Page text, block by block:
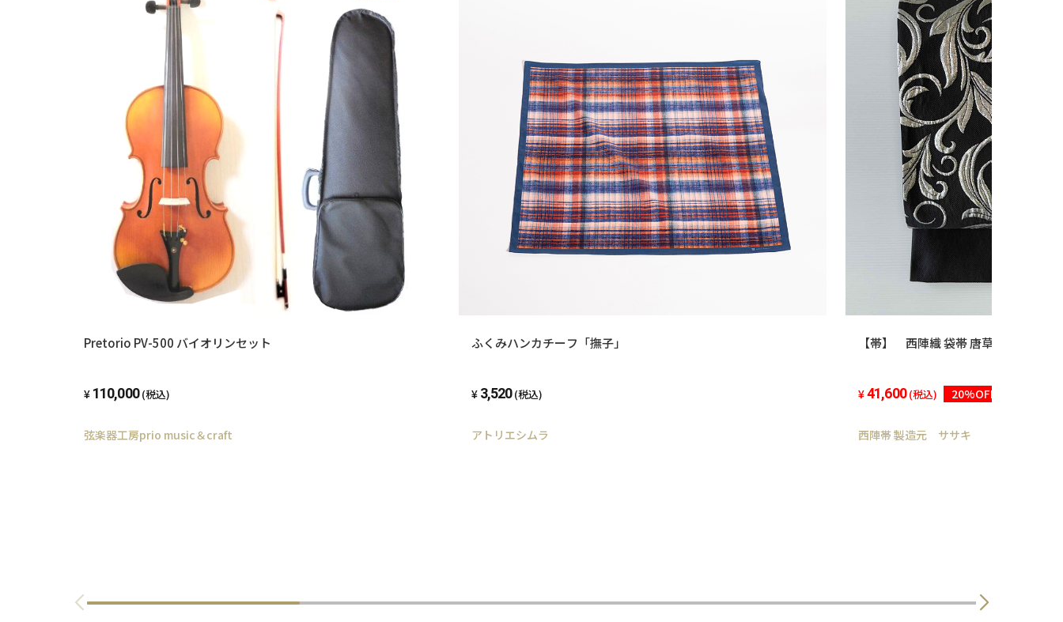
Pretorio PV-500 バイオリンセット
110,000 (税込)
弦楽器工房prio music＆craft
ふくみハンカチーフ「撫子」
3,520 (税込)
アトリエシムラ
【帯】 西陣織 袋帯 唐草
41,600 (税込) 20%OFF
西陣帯 製造元 ササキ